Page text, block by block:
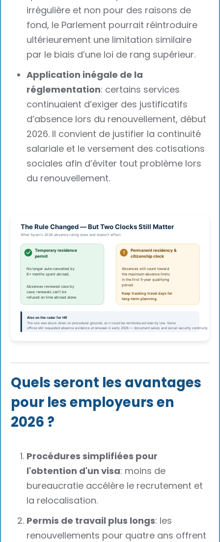
irrégulière et non pour des raisons de
fond, le Parlement pourrait réintroduire
ultérieurement une limitation similaire
par le biais d’une loi de rang supérieur.
Application inégale de la
réglementation: certains services
continuaient d’exiger des justificatifs
d’absence lors du renouvellement, début
2026. Il convient de justifier la continuité
salariale et le versement des cotisations
sociales afin d’éviter tout problème lors
du renouvellement.
Quels seront les avantages
pour les employeurs en
2026 ?
Procédures simplifiées pour
l'obtention d'un visa: moins de
bureaucratie accélère le recrutement et
la relocalisation.
Permis de travail plus longs: les
renouvellements pour quatre ans offrent